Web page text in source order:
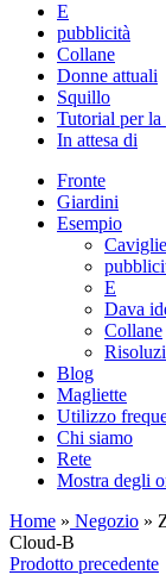
E
pubblicità
Collane
Donne attuali
Squillo
Tutorial per la
In attesa di
Fronte
Giardini
Esempio
E
Dava
Collane
Blog
Magliette
Utilizzo
Chi siamo
Rete
Mostra degli
Home » Negozio »
Cloud-B
Prodotto precedente